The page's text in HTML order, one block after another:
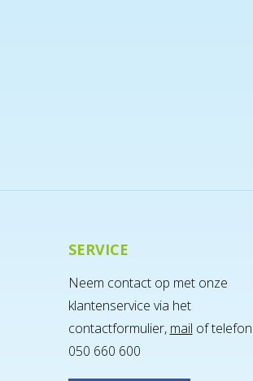
SERVICE
Neem contact op met onze
klantenservice via het
contactformulier, mail of
050 660 600